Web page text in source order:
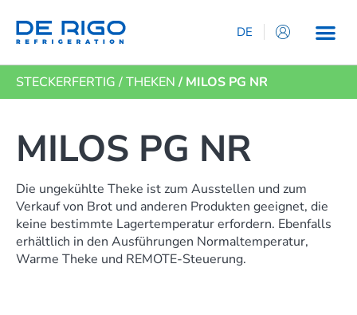
DE
IT
EN
STECKERFERTIG /THEKEN / MILOS PG NR
MILOS PG NR
Die ungekühlte Theke ist zum Ausstellen und zum
Verkauf von Brot und anderen Produkten geeignet, die
keine bestimmte Lagertemperatur erfordern. Ebenfalls
erhältlich in den Ausführungen Normaltemperatur,
Warme Theke und REMOTE-Steuerung.